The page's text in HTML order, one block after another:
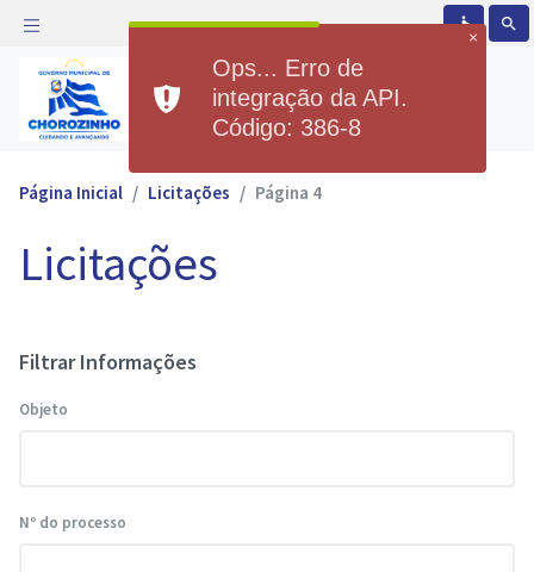
accessible search
Prefeitura Municipal de
Chorozinho
Página Inicial Licitações Página 4
Licitações
Filtrar Informações
Objeto
Nº do processo
×
Ops... Erro de
integração da API.
Código: 386-8